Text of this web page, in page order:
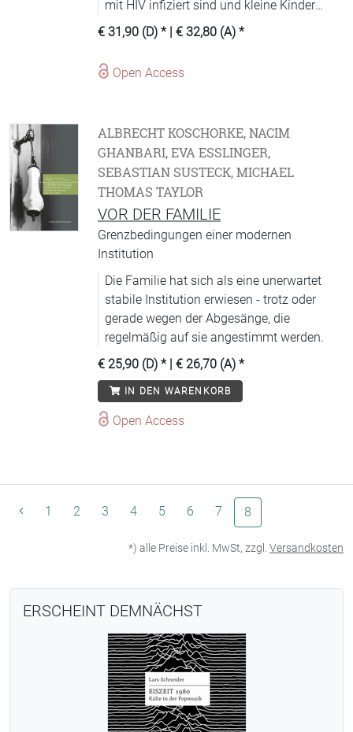
mit HIV infiziert sind und kleine Kinder
versorgen müssen. Für die Witwe eines
Verstorbenen ist die Zeit nach dem Tod
des Mannes aber noch aus anderen
Gründen gefährlich. Durch den ehelichen
ihrem Körper aufhält. Sie ist eine
mukamfwilua und somit »verheiratet mit
einem Toten«. Dieser Zustand endet erst,
wenn ihre Verbindung zum verstorbenen
Mann rituell aufgelöst wird. Die hieraus
resultierenden Konflikte zwischen Witwen
und ihrem Umfeld zeigen, dass die AIDS-
Folgen hat, sondern auch die
Neubestimmung kultureller Grenzen
notwendig macht.
€ 31,90 (D) * | € 32,80 (A) *
Open Access
ALBRECHT KOSCHORKE, NACIM
GHANBARI, EVA ESSLINGER, S
EBASTIAN SUSTECK, MICHAEL T
HOMAS TAYLOR
VOR DER FAMILIE
Grenzbedingungen einer modernen
Institution
Die Familie hat sich als eine unerwartet
stabile Institution erwiesen - trotz oder
gerade wegen der Abgesänge, die
regelmäßig auf sie angestimmt werden.
€ 25,90 (D) * | € 26,70 (A) *
IN DEN WARENKORB
Open Access
1 2 3 4 5 6 7 8
*) alle Preise inkl. MwSt, zzgl. Versandkosten
ERSCHEINT DEMNÄCHST